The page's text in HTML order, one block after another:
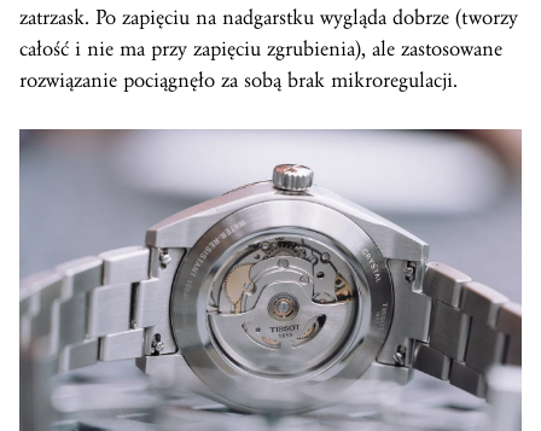
zatrzask. Po zapięciu na nadgarstku wygląda dobrze (tworzy
całość i nie ma przy zapięciu zgrubienia), ale zastosowane
rozwiązanie pociągnęło za sobą brak mikroregulacji.